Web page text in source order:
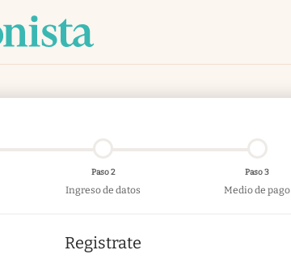
Paso 2
Ingreso de datos
Paso 3
Medio de pago
Registrate